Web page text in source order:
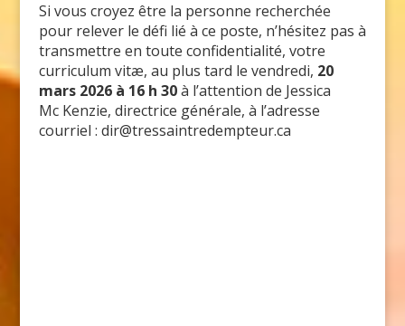
Si vous croyez être la personne recherchée
pour relever le défi lié à ce poste, n’hésitez pas à
transmettre en toute confidentialité, votre
curriculum vitæ, au plus tard le vendredi, 20
mars 2026 à 16 h 30à l’attention de Jessica
Mc Kenzie, directrice générale, à l’adresse
courriel : dir@tressaintredempteur.ca